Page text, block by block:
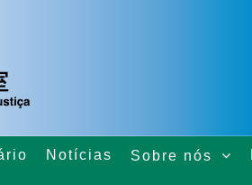
Notícias Sobre nós